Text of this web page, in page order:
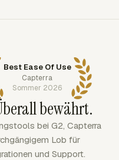
Best Ease Of Use
Capterra
Sommer 2026
bewährt.
bei G2, Capterra
Lob für
und Support.